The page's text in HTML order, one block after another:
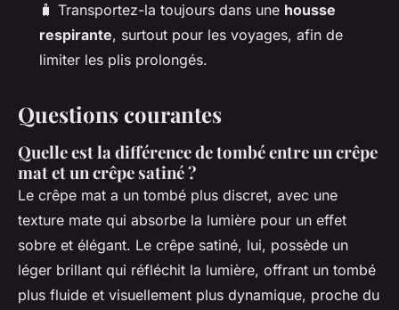
🧳 Transportez-la toujours dans une housse
respirante, surtout pour les voyages, afin de
limiter les plis prolongés.
Questions courantes
Quelle est la différence de tombé entre un crêpe
mat et un crêpe satiné ?
Le crêpe mat a un tombé plus discret, avec une
texture mate qui absorbe la lumière pour un effet
sobre et élégant. Le crêpe satiné, lui, possède un
léger brillant qui réfléchit la lumière, offrant un tombé
plus fluide et visuellement plus dynamique, proche du